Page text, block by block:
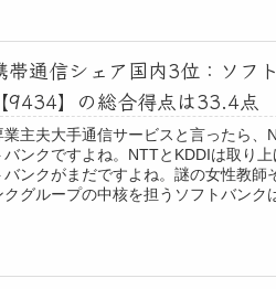
帯通信シェア国内3位：ソフ
【9434】の総合得点は33.4点
業主夫大手通信サービスと言ったら、
バンクですよね。NTTとKDDIは取り
バンクがまだですよね。謎の女性教師
クグループの中核を担うソフトバンク